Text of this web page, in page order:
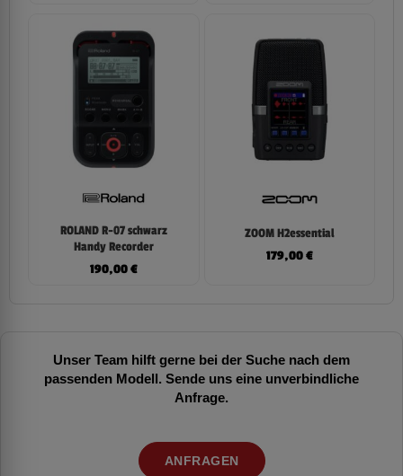
ROLAND R-07 schwarz
Handy Recorder
190,00€
ZOOM H2essential
179,00€
Unser Team hilft gerne bei der Suche nach dem
passenden Modell. Sende uns eine unverbindliche
Anfrage.
ANFRAGEN